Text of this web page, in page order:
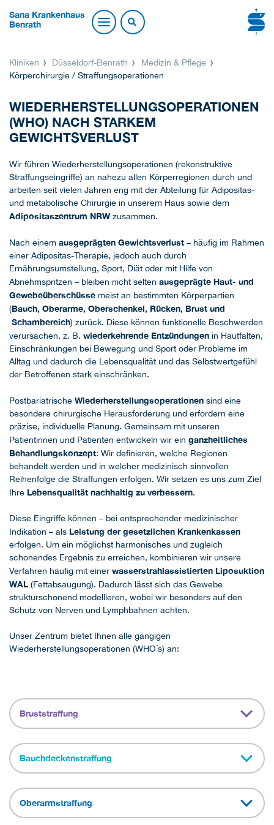
Sana Krankenhaus
Benrath
Kliniken Düsseldorf-Benrath
Medizin & Pflege
Körperchirurgie / Straffungs­operationen
WIEDERHERSTELLUNGSOPERATIONEN
(WHO) NACH STARKEM
GEWICHTSVERLUST
Wir führen Wiederherstellungsoperationen (rekonstruktive
Straffungseingriffe) an nahezu allen Körperregionen durch und
arbeiten seit vielen Jahren eng mit der Abteilung für Adipositas-
und metabolische Chirurgie in unserem Haus sowie dem
Adipositaszentrum NRW zusammen.
Nach einem ausgeprägten Gewichtsverlust – häufig im Rahmen
einer Adipositas-Therapie, jedoch auch durch
Ernährungsumstellung, Sport, Diät oder mit Hilfe von
Abnehmspritzen – bleiben nicht selten ausgeprägte Haut- und
Gewebeüberschüsse meist an bestimmten Körperpartien
(Bauch, Oberarme, Oberschenkel, Rücken, Brust und
Schambereich) zurück. Diese können funktionelle Beschwerden
verursachen, z. B. wiederkehrende Entzündungen in Hautfalten,
Einschränkungen bei Bewegung und Sport oder Probleme im
Alltag und dadurch die Lebensqualität und das Selbstwertgefühl
der Betroffenen stark einschränken.
Postbariatrische Wiederherstellungsoperationen sind eine
besondere chirurgische Herausforderung und erfordern eine
präzise, individuelle Planung. Gemeinsam mit unseren
Patientinnen und Patienten entwickeln wir ein ganzheitliches
Behandlungskonzept: Wir definieren, welche Regionen
behandelt werden und in welcher medizinisch sinnvollen
Reihenfolge die Straffungen erfolgen. Wir setzen es uns zum Ziel
Ihre Lebensqualität nachhaltig zu verbessern.
Diese Eingriffe können – bei entsprechender medizinischer
Indikation – als Leistung der gesetzlichen Krankenkassen
erfolgen. Um ein möglichst harmonisches und zugleich
schonendes Ergebnis zu erreichen, kombinieren wir unsere
Verfahren häufig mit einer wasserstrahlassistierten Liposuktion
WAL (Fettabsaugung). Dadurch lässt sich das Gewebe
strukturschonend modellieren, wobei wir besonders auf den
Schutz von Nerven und Lymphbahnen achten.
Unser Zentrum bietet Ihnen alle gängigen
Wiederherstellungsoperationen (WHO´s) an:
Bruststraffung
Bauchdeckenstraffung
Oberarmstraffung